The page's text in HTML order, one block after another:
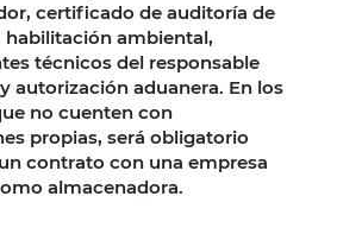
certificado de auditoría de
habilitación ambiental,
técnicos del responsable
autorización aduanera. En los
no cuenten con
propias, será obligatorio
contrato con una empresa
almacenadora.